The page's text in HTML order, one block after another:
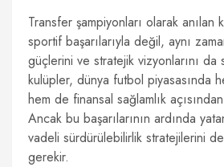
Transfer şampiyonları olarak anılan
sportif başarılarıyla değil, aynı
güçlerini ve stratejik vizyonlarını da
kulüpler, dünya futbol piyasasında
hem de finansal sağlamlık
Ancak bu başarılarının ardında
vadeli sürdürülebilirlik stratejilerini
gerekir.